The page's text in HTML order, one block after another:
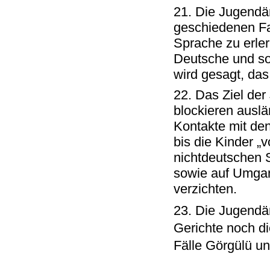
21. Die
geschiedenen
Sprache zu
Deutsche und
wird gesagt,
22. Das Ziel
blockieren
Kontakte mit
bis die Kinder
nichtdeutschen
sowie auf
verzichten.
23. Die
Gerichte noch
Fälle Görgülü